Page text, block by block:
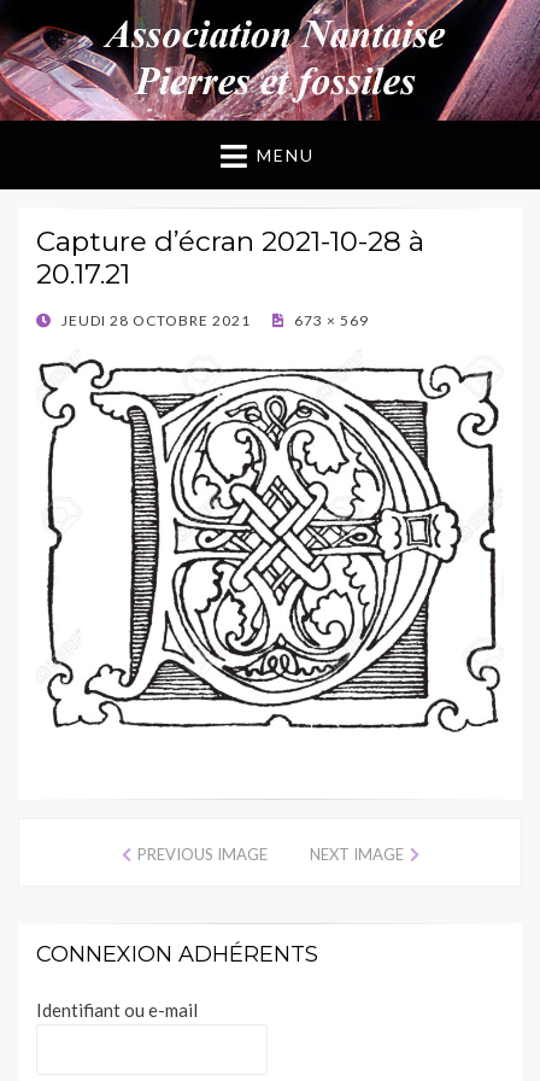
ANPF
Association Nantaise Pierres et Fossiles
MENU
Capture d’écran 2021-10-28 à
20.17.21
POSTED
JEUDI 28 OCTOBRE 2021 673 × 569
PREVIOUS IMAGE NEXT IMAGE
CONNEXION ADHÉRENTS
Identifiant ou e-mail